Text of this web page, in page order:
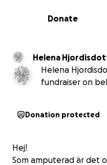
0% complete
Donate
Helena
Helena
fundraiser on
Donation protected
Hej!
Som amputerad är det